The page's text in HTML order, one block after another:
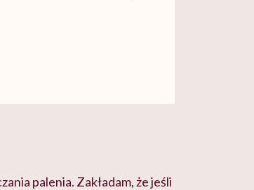
palenia. Zakładam, że jeśli